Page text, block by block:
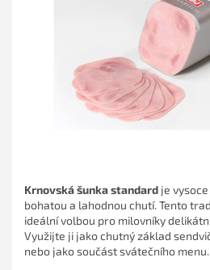
Krnovská šunka standard je
bohatou a lahodnou chutí. Tento
ideální volbou pro milovníky
Využijte ji jako chutný základ
nebo jako součást svátečního menu.